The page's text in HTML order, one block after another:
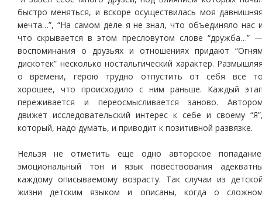
быстро меняться, и вскоре осуществилась моя
мечта…”, “На самом деле я не знал, что объединяло нас
что скрывается в этом пресловутом слове “дружба…”
воспоминания о друзьях и отношениях придают
дискотек” несколько ностальгический характер.
о времени, герою трудно отпустить от себя все
хорошее, что происходило с ним раньше. Каждый
переживается и переосмысливается заново.
движет исследовательский интерес к себе и своему
который, надо думать, и приводит к позитивной развязке.
Нельзя не отметить еще одно авторское
эмоциональный тон и язык повествования
каждому описываемому возрасту. Так случаи из
жизни детским языком и описаны, когда о